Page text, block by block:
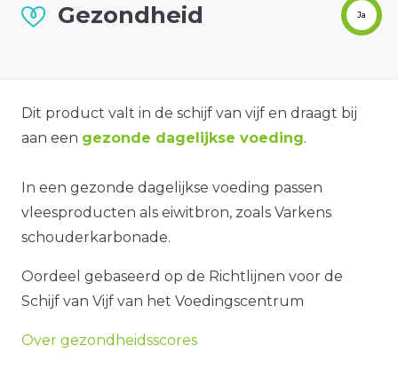
Gezondheid Ja
Dit product valt in de schijf van vijf en draagt bij
aan een gezonde dagelijkse voeding.
In een gezonde dagelijkse voeding passen
vleesproducten als eiwitbron, zoals Varkens
schouderkarbonade.
Oordeel gebaseerd op de Richtlijnen voor de
Schijf van Vijf van het Voedingscentrum
Over gezondheidsscores